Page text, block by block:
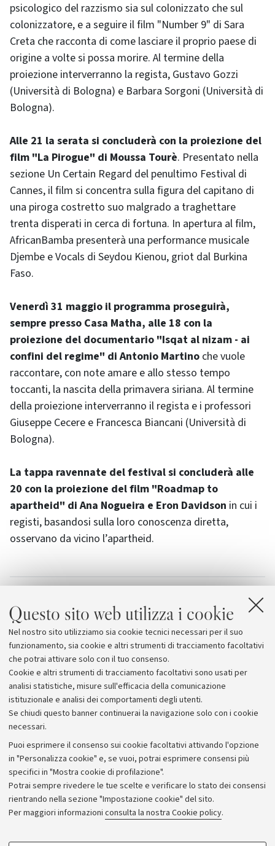
Questo sito web utilizza i cookie
Nel nostro sito utilizziamo sia cookie tecnici necessari per il suo
funzionamento, sia cookie e altri strumenti di tracciamento facoltativi
che potrai attivare solo con il tuo consenso.
Cookie e altri strumenti di tracciamento facoltativi sono usati per
analisi statistiche, misure sull'efficacia della comunicazione
istituzionale e analisi dei comportamenti degli utenti.
Se chiudi questo banner continuerai la navigazione solo con i cookie
necessari.
Puoi esprimere il consenso sui cookie facoltativi attivando l'opzione
in "Personalizza cookie" e, se vuoi, potrai esprimere consensi più
specifici in "Mostra cookie di profilazione".
Potrai sempre rivedere le tue scelte e verificare lo stato dei consensi
rientrando nella sezione "Impostazione cookie" del sito.
Per maggiori informazioni consulta la nostra Cookie policy.
psicologico del razzismo sia sul colonizzato che sul
colonizzatore, e a seguire il film "Number 9" di Sara
Creta che racconta di come lasciare il proprio paese di
origine a volte si possa morire. Al termine della
proiezione interverranno la regista, Gustavo Gozzi
(Università di Bologna) e Barbara Sorgoni (Università di
Bologna).
Alle 21 la serata si concluderà con la proiezione del
film "La Pirogue" di Moussa Tourè. Presentato nella
sezione Un Certain Regard del penultimo Festival di
Cannes, il film si concentra sulla figura del capitano di
una piroga costretto suo malgrado a traghettare
trenta disperati in cerca di fortuna. In apertura al film,
AfricanBamba presenterà una performance musicale
Djembe e Vocals di Seydou Kienou, griot dal Burkina
Faso.
Venerdì 31 maggio il programma proseguirà,
sempre presso Casa Matha, alle 18 con la
proiezione del documentario "Isqat al nizam - ai
confini del regime" di Antonio Martino che vuole
raccontare, con note amare e allo stesso tempo
toccanti, la nascita della primavera siriana. Al termine
della proiezione interverranno il regista e i professori
Giuseppe Cecere e Francesca Biancani (Università di
Bologna).
La tappa ravennate del festival si concluderà alle
20 con la proiezione del film "Roadmap to
apartheid" di Ana Nogueira e Eron Davidson in cui i
registi, basandosi sulla loro conoscenza diretta,
osservano da vicino l’apartheid.
Il programma [519.6 KB]
Human Rights Nights
Archivio
Comunicati stampa
Redazione
Rassegna stampa